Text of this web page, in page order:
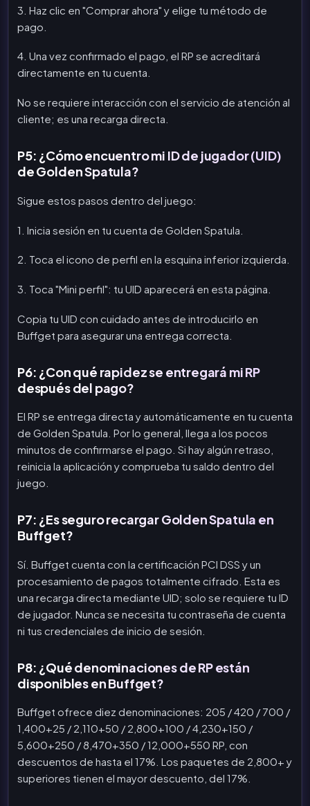
3. Haz clic en "Comprar ahora" y elige tu método de
pago.
4. Una vez confirmado el pago, el RP se acreditará
directamente en tu cuenta.
No se requiere interacción con el servicio de atención al
cliente; es una recarga directa.
P5: ¿Cómo encuentro mi ID de jugador (UID)
de Golden Spatula?
Sigue estos pasos dentro del juego:
1. Inicia sesión en tu cuenta de Golden Spatula.
2. Toca el icono de perfil en la esquina inferior izquierda.
3. Toca "Mini perfil": tu UID aparecerá en esta página.
Copia tu UID con cuidado antes de introducirlo en
Buffget para asegurar una entrega correcta.
P6: ¿Con qué rapidez se entregará mi RP
después del pago?
El RP se entrega directa y automáticamente en tu cuenta
de Golden Spatula. Por lo general, llega a los pocos
minutos de confirmarse el pago. Si hay algún retraso,
reinicia la aplicación y comprueba tu saldo dentro del
juego.
P7: ¿Es seguro recargar Golden Spatula en
Buffget?
Sí. Buffget cuenta con la certificación PCI DSS y un
procesamiento de pagos totalmente cifrado. Esta es
una recarga directa mediante UID; solo se requiere tu ID
de jugador. Nunca se necesita tu contraseña de cuenta
ni tus credenciales de inicio de sesión.
P8: ¿Qué denominaciones de RP están
disponibles en Buffget?
Buffget ofrece diez denominaciones: 205 / 420 / 700 /
1,400+25 / 2,110+50 / 2,800+100 / 4,230+150 /
5,600+250 / 8,470+350 / 12,000+550 RP, con
descuentos de hasta el 17%. Los paquetes de 2,800+ y
superiores tienen el mayor descuento, del 17%.